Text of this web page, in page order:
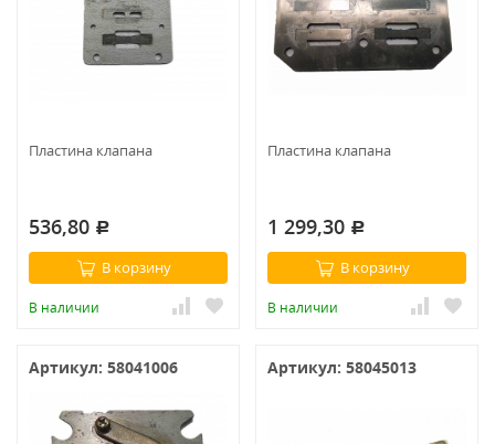
Пластина клапана
536,80 Р
В корзину
В наличии
Пластина клапана
1 299,30 Р
В корзину
В наличии
Артикул: 58041006 Артикул: 58045013